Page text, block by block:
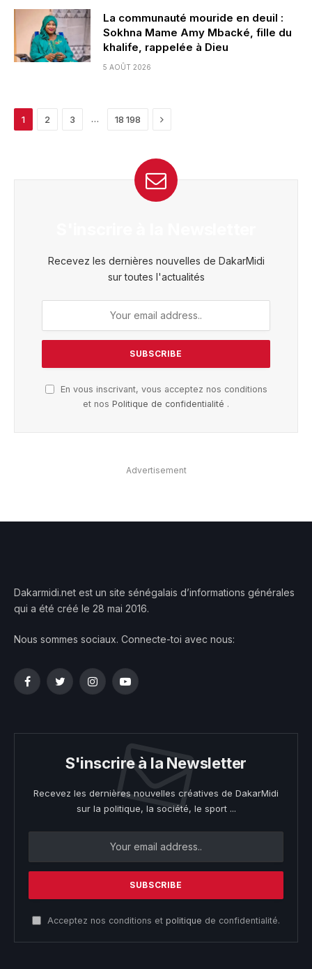
La communauté mouride en deuil :
Sokhna Mame Amy Mbacké, fille du
khalife, rappelée à Dieu
5 AOÛT 2026
1 2 3 … 18 198 Next
Recevez les dernières nouvelles de DakarMidi
sur toutes l'actualités
En vous inscrivant, vous acceptez nos conditions
et nos Politique de confidentialité .
Advertisement
Dakarmidi.net est un site sénégalais d’informations générales
qui a été créé le 28 mai 2016.
Nous sommes sociaux. Connecte-toi avec nous:
FacebookTwitterInstagramYouTube
S'inscrire à la Newsletter
Recevez les dernières nouvelles créatives de DakarMidi
sur la politique, la société, le sport ...
Acceptez nos conditions et politique de confidentialité.